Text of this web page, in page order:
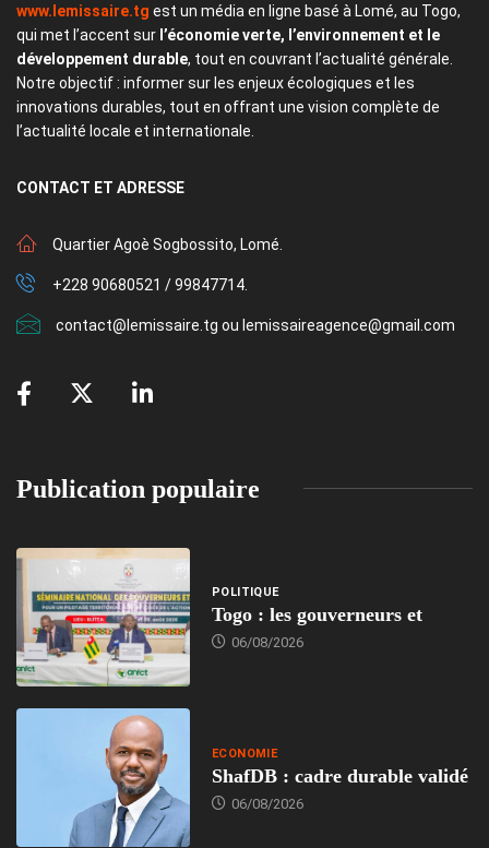
www.lemissaire.tg est un média en ligne basé à Lomé, au Togo,
qui met l’accent sur l’économie verte, l’environnement et le
développement durable, tout en couvrant l’actualité générale.
Notre objectif : informer sur les enjeux écologiques et les
innovations durables, tout en offrant une vision complète de
l’actualité locale et internationale.
CONTACT ET ADRESSE
Quartier Agoè Sogbossito, Lomé.
+228 90680521 / 99847714.
contact@lemissaire.tg ou lemissaireagence@gmail.com
Publication populaire
POLITIQUE
Togo : les gouverneurs et
06/08/2026
ECONOMIE
ShafDB : cadre durable validé
06/08/2026